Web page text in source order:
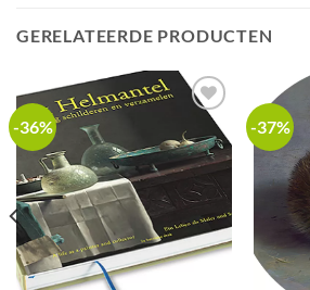
GERELATEERDE PRODUCTEN
-36%
Add to
wishlist
-37%